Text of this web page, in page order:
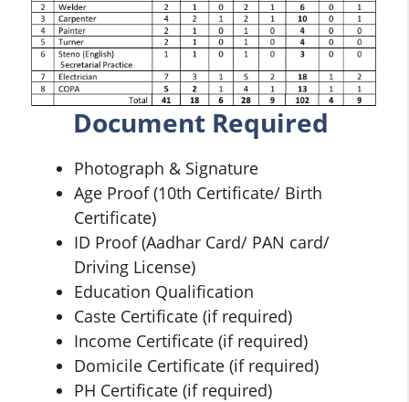
Document Required
Photograph & Signature
Age Proof (10th Certificate/ Birth
Certificate)
ID Proof (Aadhar Card/ PAN card/
Driving License)
Education Qualification
Caste Certificate (if required)
Income Certificate (if required)
Domicile Certificate (if required)
PH Certificate (if required)